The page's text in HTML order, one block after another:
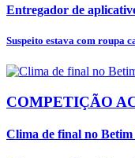
Entregador de
Suspeito estava com roupa
COMPETIÇÃO
Clima de final no Betim